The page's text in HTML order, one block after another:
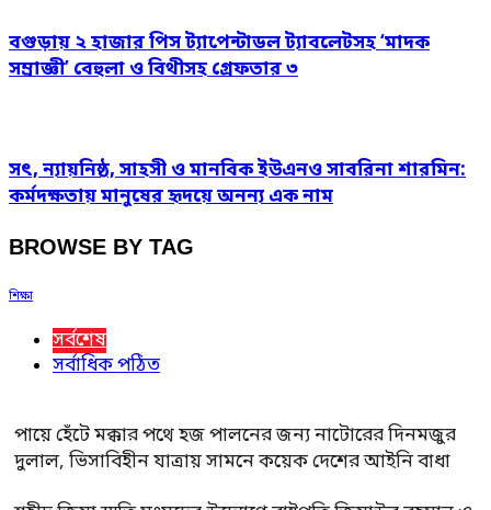
বগুড়ায় ২ হাজার পিস ট্যাপেন্টাডল ট্যাবলেটসহ ‘মাদক
সম্রাজ্ঞী’ বেহুলা ও বিথীসহ গ্রেফতার ৩
সৎ, ন্যায়নিষ্ঠ, সাহসী ও মানবিক ইউএনও সাবরিনা শারমিন:
কর্মদক্ষতায় মানুষের হৃদয়ে অনন্য এক নাম
BROWSE BY TAG
শিক্ষা
সর্বশেষ
সর্বাধিক পঠিত
পায়ে হেঁটে মক্কার পথে হজ পালনের জন্য নাটোরের দিনমজুর
দুলাল, ভিসাবিহীন যাত্রায় সামনে কয়েক দেশের আইনি বাধা